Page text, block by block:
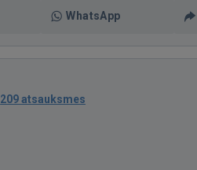
WhatsApp
209 atsauksmes